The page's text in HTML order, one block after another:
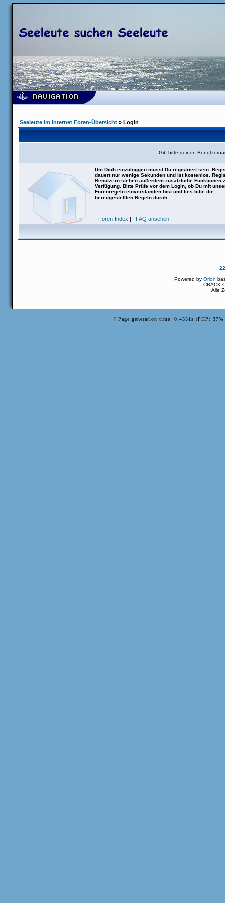
Seeleute im Internet Foren-Übersicht » Login
Gib bitte deinen
Um Dich einzuloggen musst Du registriert sein.
dauert nur wenige Sekunden und ist kostenlos.
Benutzern stehen außerdem zusätzliche Funktionen
Verfügung. Bitte Prüfe vor dem Login, ob Du mit
Forenregeln einverstanden bist und lies bitte die
bereitgestellten Regeln durch.
Foren Index | FAQ ansehen
Powered byOrion
CBACK
Alle
[ Page generation time: 0.4331s (PHP: